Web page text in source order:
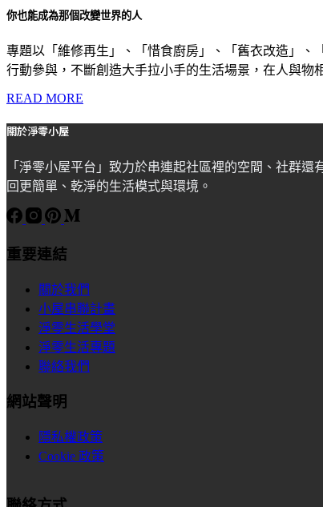
你也能成為那個改變世界的人
專題以「維修再生」、「惜食廚房」、「舊衣改造」
行動參與，不斷創造大手拉小手的生活場景，在人與物
READ MORE
關於淨零小屋
「淨零小屋平台」致力於串連起社區裡的空間、社群
回更簡單、乾淨的生活模式與環境。
重要連結
關於我們
小屋串聯計畫
淨零生活學堂
淨零生活專題
聯絡我們
網站聲明
隱私權政策
Cookie 政策